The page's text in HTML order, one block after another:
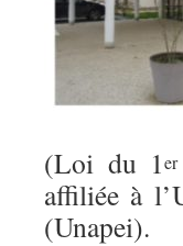
(Loi du 1er
affiliée à
(Unapei).